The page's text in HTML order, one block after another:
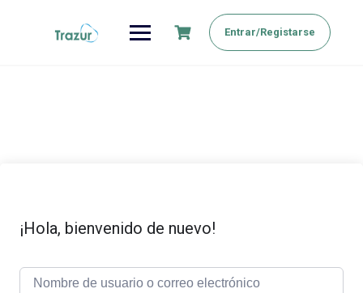
Entrar/Registarse
¡Hola, bienvenido de nuevo!